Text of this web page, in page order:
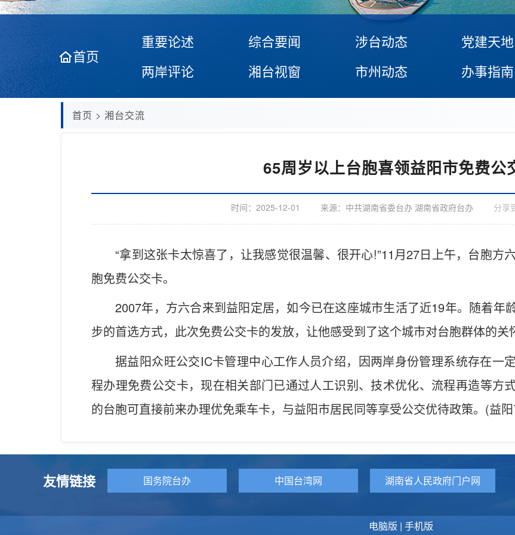
首页
重要论述 综合要闻 涉台动态 党建天地
两岸评论
湘台视窗 市州动态 办事指南
首页 > 湘台交流
65周岁以上台胞喜领益阳市免费公
时间： 2025-12-01 来源： 中共湖南省委台办 湖南省政府台办 分享
“拿到这张卡太惊喜了，让我感觉很温馨、很开心!”11月27日上午，台胞方
胞免费公交卡。
2007年，方六合来到益阳定居，如今已在这座城市生活了近19年。随着年
步的首选方式，此次免费公交卡的发放，让他感受到了这个城市对台胞群体的关
据益阳众旺公交IC卡管理中心工作人员介绍，因两岸身份管理系统存在一
程办理免费公交卡，现在相关部门已通过人工识别、技术优化、流程再造等方
的台胞可直接前来办理优免乘车卡，与益阳市居民同等享受公交优待政策。(益
友情链接 国务院台办 中国台湾网 湖南省人民政府门户网
电脑版 | 手机版